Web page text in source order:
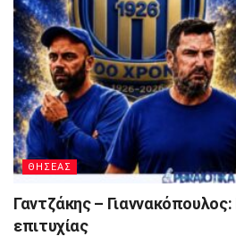
ΘΗΣΕΑΣ
Γαντζάκης –
επιτυχίας